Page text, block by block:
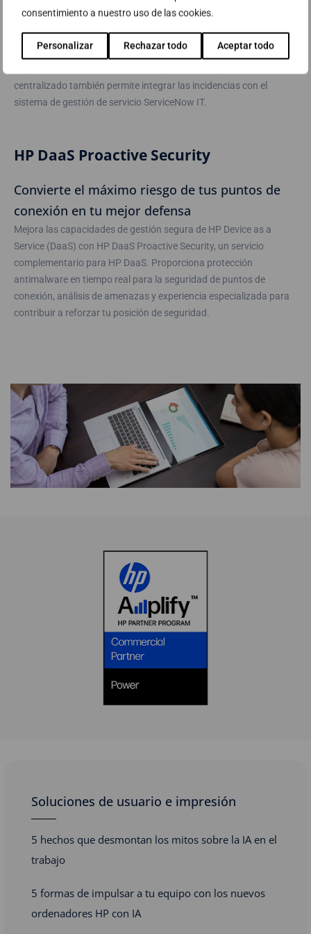
consentimiento a nuestro uso de las cookies.
Personalizar Rechazar todo Aceptar todo
Aligera la carga de IT
Nuestros expertos de servicio utilizan los análisis HP TechPulse y
modernas herramientas de gestión para gestionar tus
centralizado también permite integrar las incidencias con el
sistema de gestión de servicio ServiceNow IT.
HP DaaS Proactive Security
Convierte el máximo riesgo de tus puntos de
conexión en tu mejor defensa
Mejora las capacidades de gestión segura de HP Device as a
Service (DaaS) con HP DaaS Proactive Security, un servicio
complementario para HP DaaS. Proporciona protección
antimalware en tiempo real para la seguridad de puntos de
conexión, análisis de amenazas y experiencia especializada para
contribuir a reforzar tu posición de seguridad.
Soluciones de usuario e impresión
5 hechos que desmontan los mitos sobre la IA en el
trabajo
5 formas de impulsar a tu equipo con los nuevos
ordenadores HP con IA